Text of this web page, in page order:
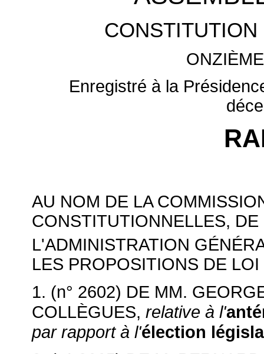
Enregistré à la
AU NOM DE LA
CONSTITUTIONNELLES,
L'ADMINISTRATION
LES PROPOSITIONS DE
1. (n° 2602) DE MM.
COLLÈGUES, relative à l'
par rapport à l'élection